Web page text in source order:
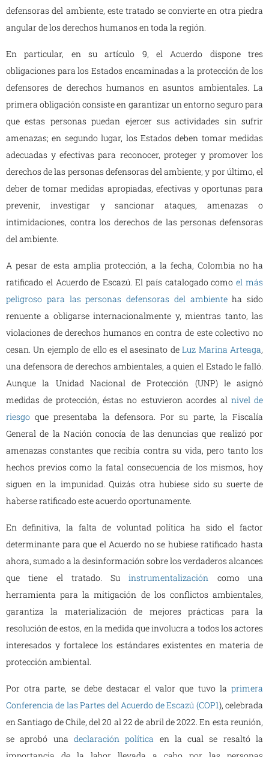
defensoras del ambiente, este tratado se convierte en otra piedra
angular de los derechos humanos en toda la región.
En particular, en su artículo 9, el Acuerdo dispone tres
obligaciones para los Estados encaminadas a la protección de los
defensores de derechos humanos en asuntos ambientales. La
primera obligación consiste en garantizar un entorno seguro para
que estas personas puedan ejercer sus actividades sin sufrir
amenazas; en segundo lugar, los Estados deben tomar medidas
adecuadas y efectivas para reconocer, proteger y promover los
derechos de las personas defensoras del ambiente; y por último, el
deber de tomar medidas apropiadas, efectivas y oportunas para
prevenir, investigar y sancionar ataques, amenazas o
intimidaciones, contra los derechos de las personas defensoras
del ambiente.
A pesar de esta amplia protección, a la fecha, Colombia no ha
ratificado el Acuerdo de Escazú. El país catalogado como el más
peligroso para las personas defensoras del ambiente ha sido
renuente a obligarse internacionalmente y, mientras tanto, las
violaciones de derechos humanos en contra de este colectivo no
cesan. Un ejemplo de ello es el asesinato de Luz Marina Arteaga,
una defensora de derechos ambientales, a quien el Estado le falló.
Aunque la Unidad Nacional de Protección (UNP) le asignó
medidas de protección, éstas no estuvieron acordes al nivel de
riesgo que presentaba la defensora. Por su parte, la Fiscalía
General de la Nación conocía de las denuncias que realizó por
amenazas constantes que recibía contra su vida, pero tanto los
hechos previos como la fatal consecuencia de los mismos, hoy
siguen en la impunidad. Quizás otra hubiese sido su suerte de
haberse ratificado este acuerdo oportunamente.
En definitiva, la falta de voluntad política ha sido el factor
determinante para que el Acuerdo no se hubiese ratificado hasta
ahora, sumado a la desinformación sobre los verdaderos alcances
que tiene el tratado. Su instrumentalización
como una
herramienta para la mitigación de los conflictos ambientales,
garantiza la materialización de mejores prácticas para la
resolución de estos, en la medida que involucra a todos los actores
interesados y fortalece los estándares existentes en materia de
protección ambiental.
Por otra parte, se debe destacar el valor que tuvo la primera
Conferencia de las Partes del Acuerdo de Escazú (COP1), celebrada
en Santiago de Chile, del 20 al 22 de abril de 2022. En esta reunión,
se aprobó una declaración política en la cual se resaltó la